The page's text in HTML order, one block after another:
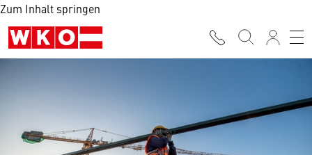
Zum Inhalt springen